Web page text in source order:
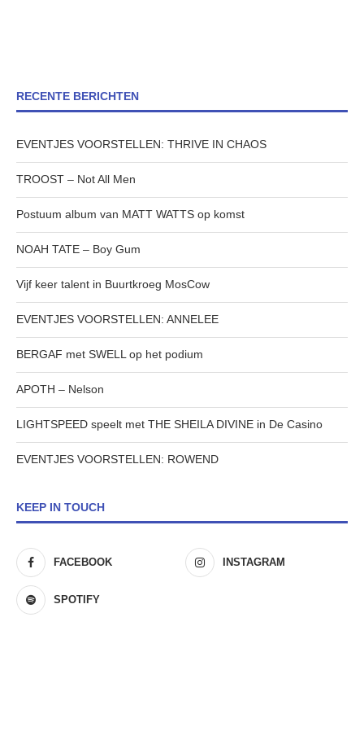
RECENTE BERICHTEN
EVENTJES VOORSTELLEN: THRIVE IN CHAOS
TROOST – Not All Men
Postuum album van MATT WATTS op komst
NOAH TATE – Boy Gum
Vijf keer talent in Buurtkroeg MosCow
EVENTJES VOORSTELLEN: ANNELEE
BERGAF met SWELL op het podium
APOTH – Nelson
LIGHTSPEED speelt met THE SHEILA DIVINE in De Casino
EVENTJES VOORSTELLEN: ROWEND
KEEP IN TOUCH
FACEBOOK INSTAGRAM
SPOTIFY